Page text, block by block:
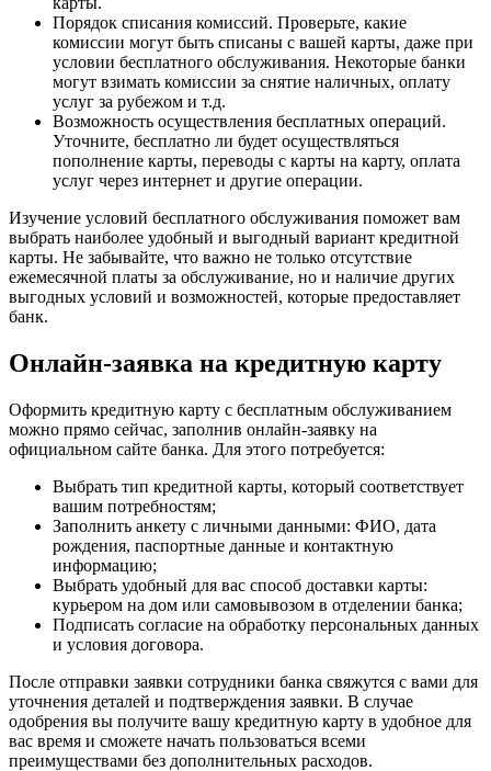
Порядок списания комиссий. Проверьте, какие
комиссии могут быть списаны с вашей карты, даже при
условии бесплатного обслуживания. Некоторые банки
могут взимать комиссии за снятие наличных, оплату
услуг за рубежом и т.д.
Возможность осуществления бесплатных операций.
Уточните, бесплатно ли будет осуществляться
пополнение карты, переводы с карты на карту, оплата
услуг через интернет и другие операции.
Изучение условий бесплатного обслуживания поможет вам
выбрать наиболее удобный и выгодный вариант кредитной
карты. Не забывайте, что важно не только отсутствие
ежемесячной платы за обслуживание, но и наличие других
выгодных условий и возможностей, которые предоставляет
банк.
Онлайн-заявка на кредитную карту
Оформить кредитную карту с бесплатным обслуживанием
можно прямо сейчас, заполнив онлайн-заявку на
официальном сайте банка. Для этого потребуется:
Выбрать тип кредитной карты, который соответствует
вашим потребностям;
Заполнить анкету с личными данными: ФИО, дата
рождения, паспортные данные и контактную
информацию;
Выбрать удобный для вас способ доставки карты:
курьером на дом или самовывозом в отделении банка;
Подписать согласие на обработку персональных данных
и условия договора.
После отправки заявки сотрудники банка свяжутся с вами для
уточнения деталей и подтверждения заявки. В случае
одобрения вы получите вашу кредитную карту в удобное для
вас время и сможете начать пользоваться всеми
преимуществами без дополнительных расходов.